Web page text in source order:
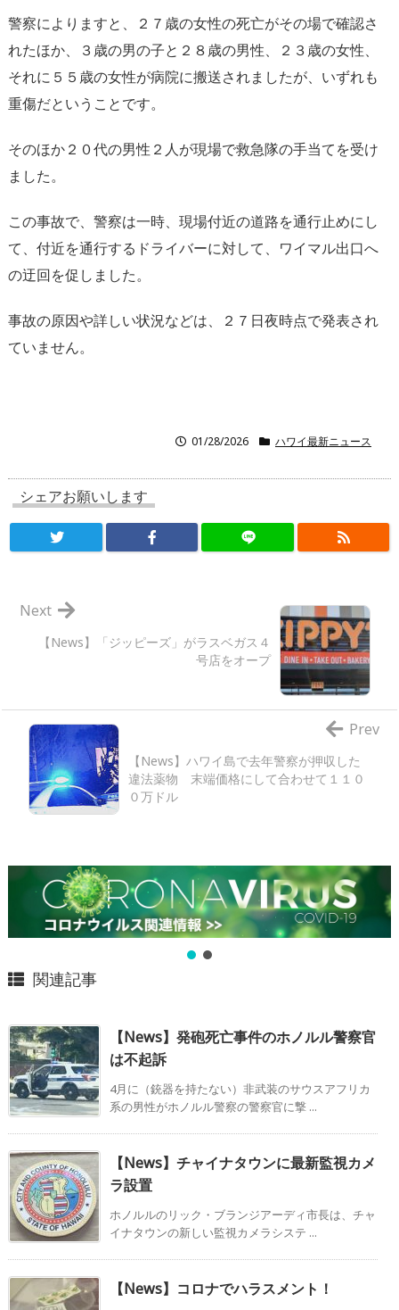
警察によりますと、２７歳の女性の死亡がその場で確認さ
れたほか、３歳の男の子と２８歳の男性、２３歳の女性、
それに５５歳の女性が病院に搬送されましたが、いずれも
重傷だということです。
そのほか２０代の男性２人が現場で救急隊の手当てを受け
ました。
この事故で、警察は一時、現場付近の道路を通行止めにし
て、付近を通行するドライバーに対して、ワイマル出口へ
の迂回を促しました。
事故の原因や詳しい状況などは、２７日夜時点で発表され
ていません。
01/28/2026 ハワイ最新ニュース
シェアお願いします
【News】「ジッピーズ」がラスベガス４
号店をオープ
Next
【News】ハワイ島で去年警察が押収した
違法薬物 末端価格にして合わせて１１０
０万ドル
Prev
関連記事
【News】発砲死亡事件のホノルル警察官
は不起訴
4月に（銃器を持たない）非武装のサウスアフリカ
系の男性がホノルル警察の警察官に撃 ...
【News】チャイナタウンに最新監視カメ
ラ設置
ホノルルのリック・ブランジアーディ市長は、チャ
イナタウンの新しい監視カメラシステ ...
【News】コロナでハラスメント！